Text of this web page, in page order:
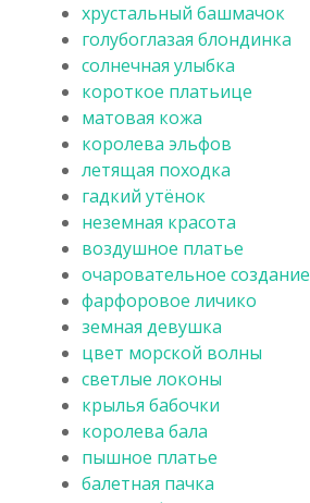
хрустальный башмачок
голубоглазая блондинка
солнечная улыбка
короткое платьице
матовая кожа
королева эльфов
летящая походка
гадкий утёнок
неземная красота
воздушное платье
очаровательное создание
фарфоровое личико
земная девушка
цвет морской волны
светлые локоны
крылья бабочки
королева бала
пышное платье
балетная пачка